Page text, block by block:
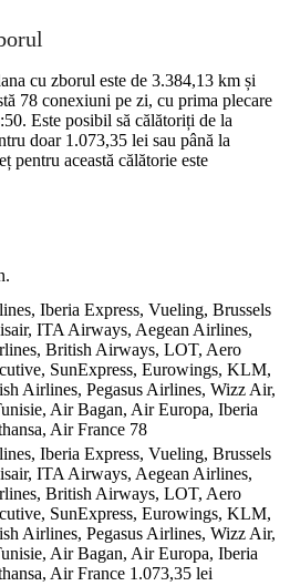
cu zborul este de 3.384,13 km și
78 conexiuni pe zi, cu prima plecare
Este posibil să călătoriți de la
doar 1.073,35 lei sau până la
pentru această călătorie este
Iberia Express, Vueling, Brussels
ITA Airways, Aegean Airlines,
British Airways, LOT, Aero
SunExpress, Eurowings, KLM,
Airlines, Pegasus Airlines, Wizz Air,
Air Bagan, Air Europa, Iberia
Air France 78
Iberia Express, Vueling, Brussels
ITA Airways, Aegean Airlines,
British Airways, LOT, Aero
SunExpress, Eurowings, KLM,
Airlines, Pegasus Airlines, Wizz Air,
Air Bagan, Air Europa, Iberia
Air France 1.073,35 lei